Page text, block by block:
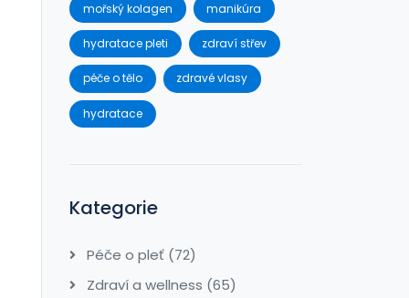
mořský kolagen manikúra
hydratace pleti zdraví střev
péče o tělo zdravé vlasy
hydratace
Kategorie
Péče o pleť (72)
Zdraví a wellness (65)